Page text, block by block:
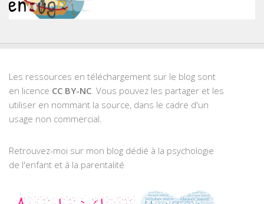
Les ressources en téléchargement sur le blog sont
en licence CC BY-NC. Vous pouvez les partager et les
utiliser en nommant la source, dans le cadre d'un
usage non commercial.
Retrouvez-moi sur mon blog dédié à la psychologie
de l'enfant et à la parentalité